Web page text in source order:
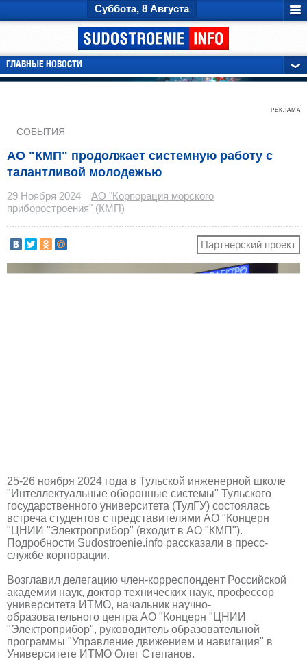
Суббота, 8 Августа
ГЛАВНЫЕ НОВОСТИ
РЕКЛАМА
СОБЫТИЯ
АО "КМП" продолжает системную работу с
талантливой молодежью
29 Ноября 2024
АО "Корпорация морского
приборостроения" (КМП)
Партнерский проект
25-26 ноября 2024 года в Тульской инженерной школе
"Интеллектуальные оборонные системы" Тульского
государственного университета (ТулГУ) состоялась
встреча студентов с представителями АО "Концерн
"ЦНИИ "Электроприбор" (входит в АО "КМП").
Подробности Sudostroenie.info рассказали в пресс-
службе корпорации.
Возглавил делегацию член-корреспондент Российской
академии наук, доктор технических наук, профессор
университета ИТМО, начальник научно-
образовательного центра АО "Концерн "ЦНИИ
"Электроприбор", руководитель образовательной
программы "Управление движением и навигация" в
Университете ИТМО Олег Степанов.